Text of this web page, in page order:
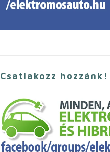
Csatlakozz hozzánk!